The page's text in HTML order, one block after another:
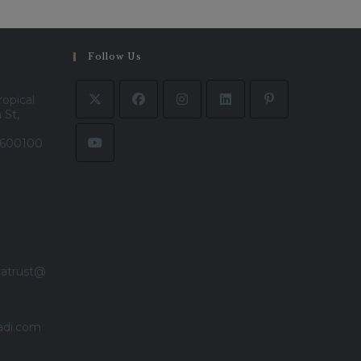
St,
Follow Us